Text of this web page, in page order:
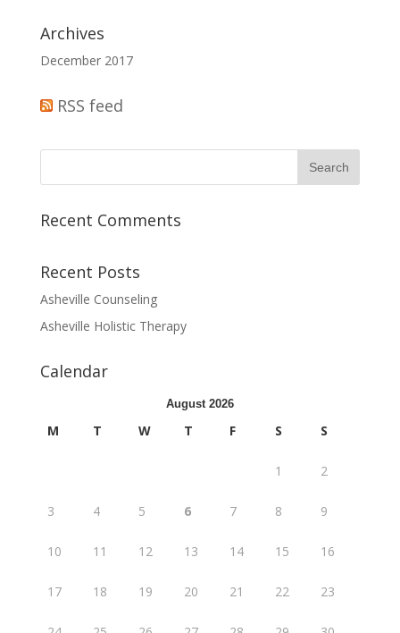
Archives
December 2017
RSS feed
Recent Comments
Recent Posts
Asheville Counseling
Asheville Holistic Therapy
Calendar
August 2026
M T W T F S S
1 2
3 4 5 6 7 8 9
10 11 12 13 14 15 16
17 18 19 20 21 22 23